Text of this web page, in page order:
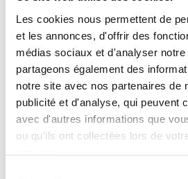
Les cookies nous permettent de
et les annonces, d'offrir des
médias sociaux et d'analyser
partageons également des
notre site avec nos partenaires de
publicité et d'analyse, qui peuvent
avec d'autres informations que
ou qu'ils ont collectées lors de
Teams
Team
Molecular Microscopy of
(MMM)